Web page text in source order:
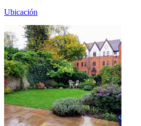
Ubicación